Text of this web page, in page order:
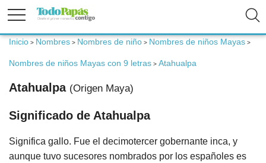
Fertilidad
Embarazo
Bebé
Niños
Inicio > Nombres > Nombres de niño > Nombres de niños Mayas >
Nombres de niños Mayas con 9 letras > Atahualpa
Atahualpa (Origen Maya)
Significado de Atahualpa
Significa gallo. Fue el decimotercer gobernante inca, y
aunque tuvo sucesores nombrados por los españoles es